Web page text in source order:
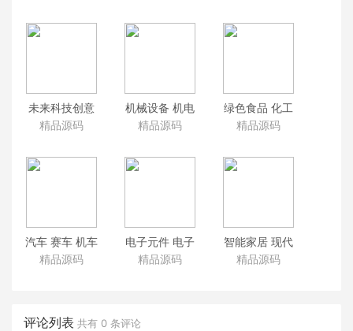
未来科技创意
全屏大图产品
模板 织梦通用
企业网站源码
精品源码
机械设备 机电
机床自动化设
业网站模板
PC+WAP 公司
精品源码
绿色食品 化工
化肥 冷链生鲜
响应式带手机
端dedecms行
精品源码
汽车 赛车 机车
自行车行业公
机端
精品源码
电子元件 电子
电器设备加工
应式手机端
精品源码
智能家居 现代
家具 北欧家具
精品源码
评论列表 共有 0 条评论